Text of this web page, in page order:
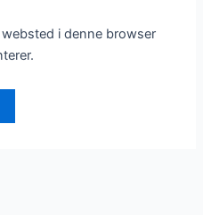
i denne browser